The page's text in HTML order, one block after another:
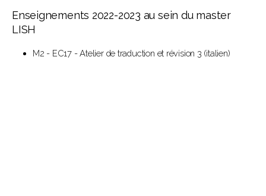
Enseignements 2022-2023 au sein du master
LISH
M2 - EC17 - Atelier de traduction et révision 3 (italien)